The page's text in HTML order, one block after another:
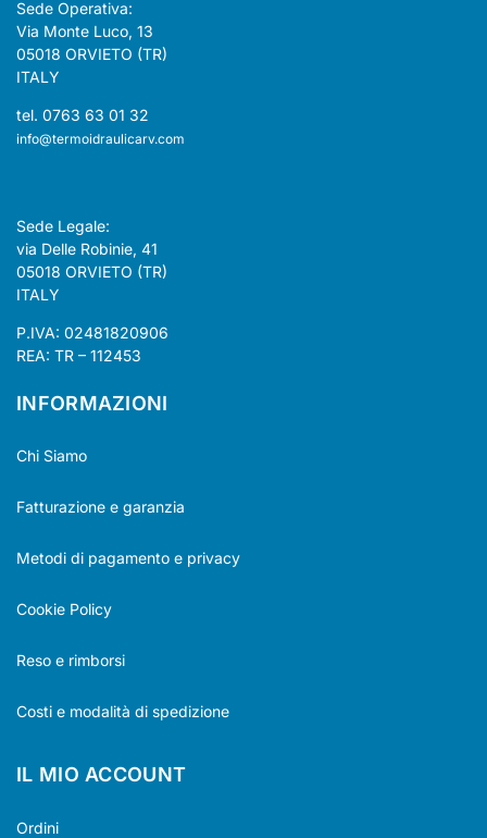
Sede Operativa:
Via Monte Luco, 13
05018 ORVIETO (TR)
ITALY
tel. 0763 63 01 32
info@termoidraulicarv.com
Sede Legale:
via Delle Robinie, 41
05018 ORVIETO (TR)
ITALY
P.IVA: 02481820906
REA: TR – 112453
INFORMAZIONI
Chi Siamo
Fatturazione e garanzia
Metodi di pagamento e privacy
Cookie Policy
Reso e rimborsi
Costi e modalità di spedizione
IL MIO ACCOUNT
Ordini